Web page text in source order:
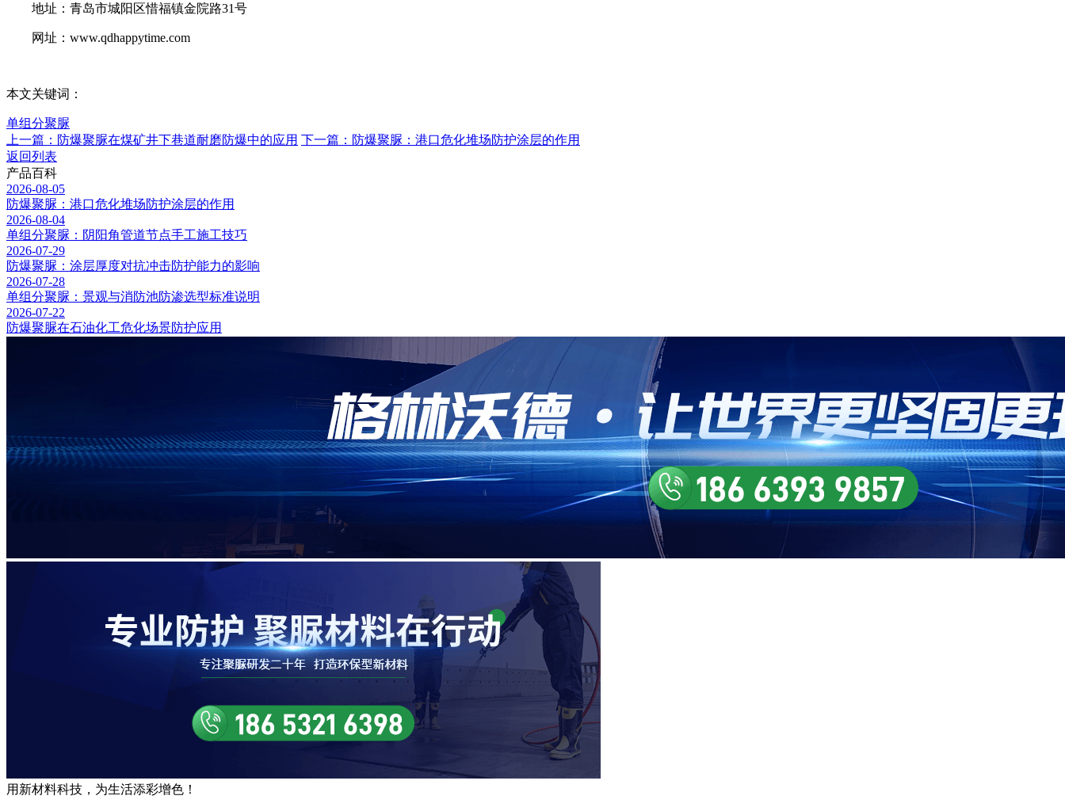
地址：青岛市城阳区惜福镇金院路31号
网址：www.qdhappytime.com
本文关键词：
单组分聚脲
上一篇：防爆聚脲在煤矿井下巷道耐磨防爆中的应用 下一篇：防爆聚脲：港口危化堆场防护涂层的作用
返回列表
产品百科
2026-08-05
防爆聚脲：港口危化堆场防护涂层的作用
2026-08-04
单组分聚脲：阴阳角管道节点手工施工技巧
2026-07-29
防爆聚脲：涂层厚度对抗冲击防护能力的影响
2026-07-28
单组分聚脲：景观与消防池防渗选型标准说明
2026-07-22
防爆聚脲在石油化工危化场景防护应用
用 新材料科技，为生活添彩增色 ！